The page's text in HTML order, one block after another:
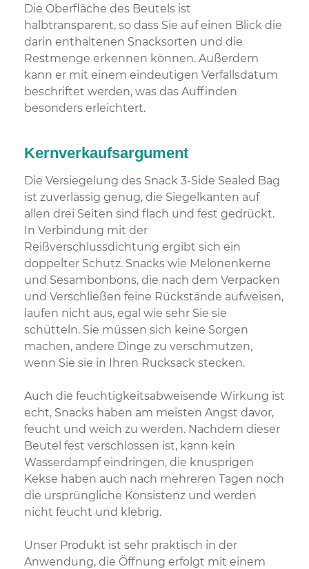
Die Oberfläche des Beutels ist
halbtransparent, so dass Sie auf einen Blick die
darin enthaltenen Snacksorten und die
Restmenge erkennen können. Außerdem
kann er mit einem eindeutigen Verfallsdatum
beschriftet werden, was das Auffinden
besonders erleichtert.
Kernverkaufsargument
Die Versiegelung des Snack 3-Side Sealed Bag
ist zuverlässig genug, die Siegelkanten auf
allen drei Seiten sind flach und fest gedrückt.
In Verbindung mit der
Reißverschlussdichtung ergibt sich ein
doppelter Schutz. Snacks wie Melonenkerne
und Sesambonbons, die nach dem Verpacken
und Verschließen feine Rückstände aufweisen,
laufen nicht aus, egal wie sehr Sie sie
schütteln. Sie müssen sich keine Sorgen
machen, andere Dinge zu verschmutzen,
wenn Sie sie in Ihren Rucksack stecken.
Auch die feuchtigkeitsabweisende Wirkung ist
echt, Snacks haben am meisten Angst davor,
feucht und weich zu werden. Nachdem dieser
Beutel fest verschlossen ist, kann kein
Wasserdampf eindringen, die knusprigen
Kekse haben auch nach mehreren Tagen noch
die ursprüngliche Konsistenz und werden
nicht feucht und klebrig.
Unser Produkt ist sehr praktisch in der
Anwendung, die Öffnung erfolgt mit einem